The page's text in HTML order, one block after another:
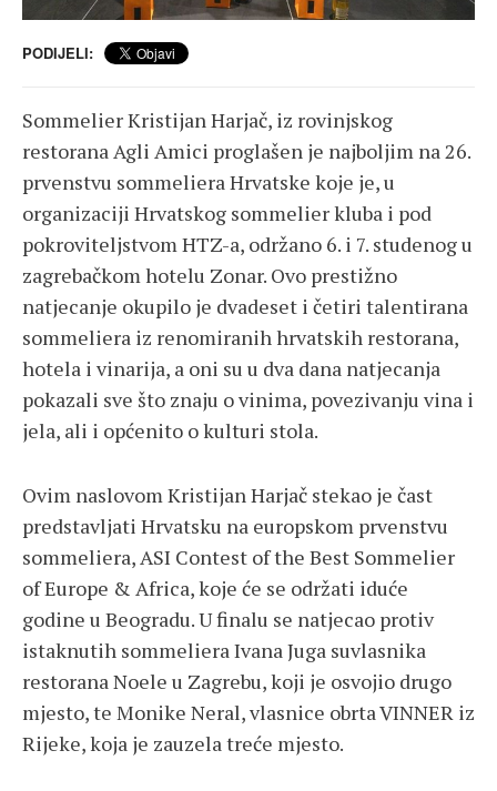
PODIJELI:
Sommelier Kristijan Harjač, iz rovinjskog
restorana Agli Amici proglašen je najboljim na 26.
prvenstvu sommeliera Hrvatske koje je, u
organizaciji Hrvatskog sommelier kluba i pod
pokroviteljstvom HTZ-a, održano 6. i 7. studenog u
zagrebačkom hotelu Zonar. Ovo prestižno
natjecanje okupilo je dvadeset i četiri talentirana
sommeliera iz renomiranih hrvatskih restorana,
hotela i vinarija, a oni su u dva dana natjecanja
pokazali sve što znaju o vinima, povezivanju vina i
jela, ali i općenito o kulturi stola.
Ovim naslovom Kristijan Harjač stekao je čast
predstavljati Hrvatsku na europskom prvenstvu
sommeliera, ASI Contest of the Best Sommelier
of Europe & Africa, koje će se održati iduće
godine u Beogradu. U finalu se natjecao protiv
istaknutih sommeliera Ivana Juga suvlasnika
restorana Noele u Zagrebu, koji je osvojio drugo
mjesto, te Monike Neral, vlasnice obrta VINNER iz
Rijeke, koja je zauzela treće mjesto.